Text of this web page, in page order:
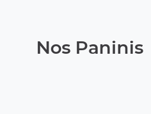
Nos Paninis